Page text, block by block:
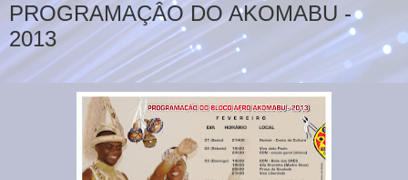
PROGRAMAÇÂO DO AKOMABU -
2013